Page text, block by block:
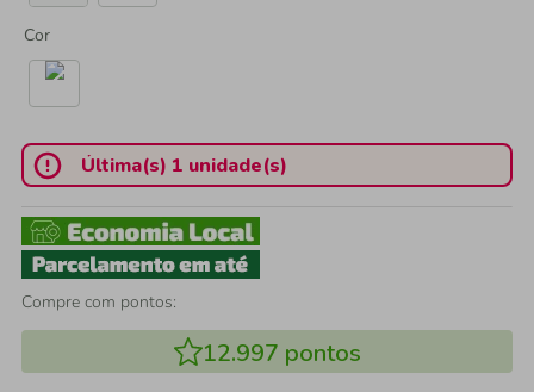
Cor
Última(s) 1 unidade(s)
Compre com pontos:
12.997 pontos